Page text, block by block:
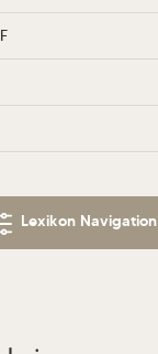
Lexikon Navigation